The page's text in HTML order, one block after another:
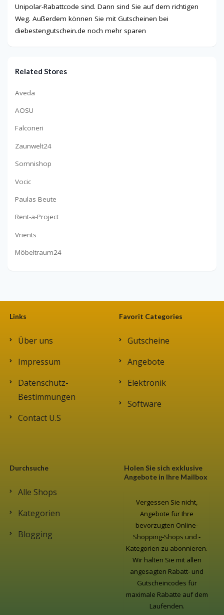
Unipolar-Rabattcode sind. Dann sind Sie auf dem richtigen
Weg. Außerdem können Sie mit Gutscheinen bei
diebestengutschein.de noch mehr sparen
Related Stores
Aveda
AOSU
Falconeri
Zaunwelt24
Somnishop
Vocic
Paulas Beute
Rent-a-Project
Vrients
Möbeltraum24
Links
Über uns
Impressum
Datenschutz-
Bestimmungen
Contact U.S
Favorit Categories
Gutscheine
Angebote
Elektronik
Software
Durchsuche
Alle Shops
Kategorien
Blogging
Holen Sie sich exklusive
Angebote in Ihre Mailbox
Vergessen Sie nicht,
Angebote für Ihre
bevorzugten Online-
Shopping-Shops und -
Kategorien zu abonnieren.
Wir halten Sie mit allen
angesagten Rabatt- und
Gutscheincodes für
maximale Rabatte auf dem
Laufenden.